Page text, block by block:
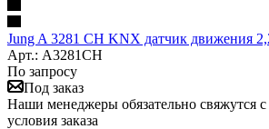
Jung A 3281 CH KNX датчик движения
Арт.: A3281CH
По запросу
Под заказ
Наши менеджеры обязательно свяжутся
условия заказа